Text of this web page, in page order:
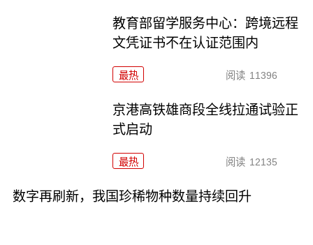
教育部留学服务中心：跨境远程
文凭证书不在认证范围内
最热 阅读 11396
京港高铁雄商段全线拉通试验正
式启动
最热 阅读 12135
数字再刷新，我国珍稀物种数量持续回升